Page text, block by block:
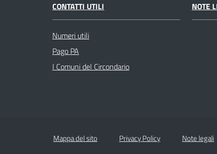
CONTATTI UTILI
Numeri utili
Pago PA
I Comuni del Circondario
NOTE
Mappa del sito Privacy Policy Note legali